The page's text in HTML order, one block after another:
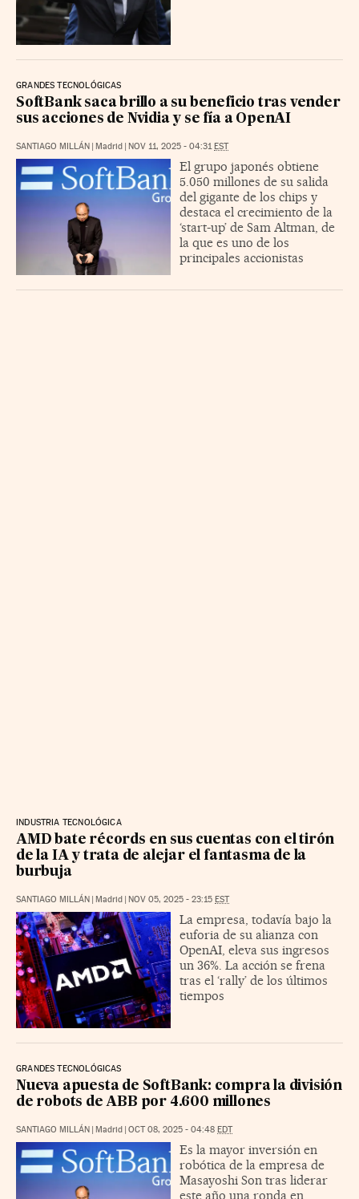
GRANDES TECNOLÓGICAS
SoftBank saca brillo a su beneficio tras vender
sus acciones de Nvidia y se fía a OpenAI
SANTIAGO MILLÁN Madrid NOV 11, 2025 - 04:31 EST
El grupo japonés obtiene
5.050 millones de su salida
del gigante de los chips y
destaca el crecimiento de la
‘start-up’ de Sam Altman, de
la que es uno de los
principales accionistas
INDUSTRIA TECNOLÓGICA
AMD bate récords en sus cuentas con el tirón
de la IA y trata de alejar el fantasma de la
burbuja
SANTIAGO MILLÁN Madrid NOV 05, 2025 - 23:15 EST
La empresa, todavía bajo la
euforia de su alianza con
OpenAI, eleva sus ingresos
un 36%. La acción se frena
tras el ‘rally’ de los últimos
tiempos
GRANDES TECNOLÓGICAS
Nueva apuesta de SoftBank: compra la división
de robots de ABB por 4.600 millones
SANTIAGO MILLÁN Madrid OCT 08, 2025 - 04:48 EDT
Es la mayor inversión en
robótica de la empresa de
Masayoshi Son tras liderar
este año una ronda en